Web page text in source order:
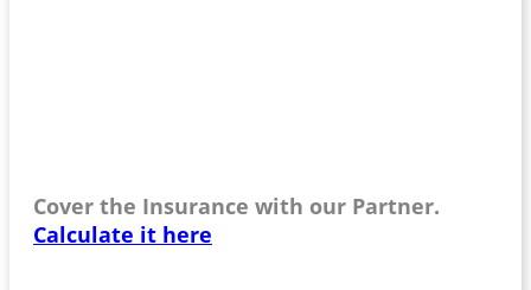
Cover the Insurance with our Partner.
Calculate it here